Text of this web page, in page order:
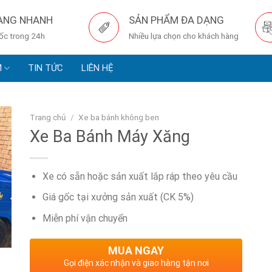
NHANH
trong 24h
SẢN PHẨM ĐA DẠNG
Nhiều lựa chọn cho khách hàng
TIN TỨC LIÊN HỆ
Trang chủ / Xe ba bánh không ben
Xe Ba Bánh Máy Xăng
Xe có sẵn hoặc sản xuất lắp ráp theo yêu cầu
Giá gốc tại xưởng sản xuất (CK 5%)
Miễn phí vận chuyển
MUA NGAY
Gọi điện xác nhận và giao hàng tận nơi